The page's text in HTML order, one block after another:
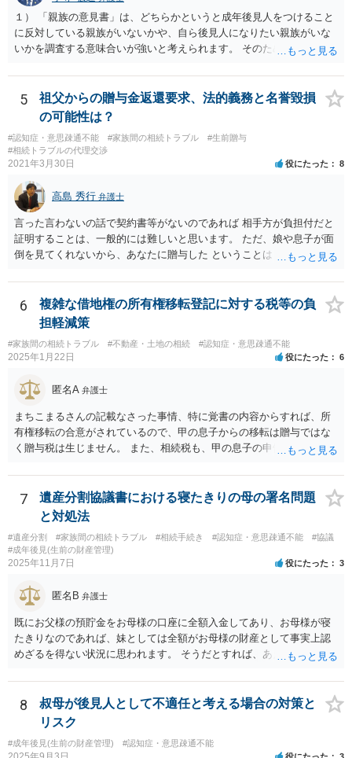
１） 「親族の意見書」は、どちらかというと成年後見人をつけること
に反対している親族がいないかや、自ら後見人になりたい親族がいな
いかを調査する意味合いが強いと考えられます。 そのため、ご相談の
す。 ２） 場合によっては、介護や被後見人の財産の処分等に関して、
後見人から相談があることも考えられます。 また、お祖母さんがお亡
くなりになった場合、相続人となる可能性がありますが、 その場合は
相続放棄されれば問題ありません。 ３） 完全に拒否する方法はないか
もしれませんが、 関わりを持ちたくないとのことでしたら、親族の意
見書にその旨を記載して提出しておけば良いかも知れません。 後見人
は低いと考えられます。 以上、ご参考になさってください。
5
祖父からの贈与金返還要求、法的義務と名誉毀損
の可能性は？
#認知症・意思疎通不能 #家族間の相続トラブル
#生前贈与
#相続トラブルの代理交渉
2021年3月30日 役にたった 8
高島 秀行 弁護士
言った言わないの話で契約書等がないのであれば 相手方が負担付だと
証明することは、一般的には難しいと思います。 ただ、娘や息子が面
倒を見てくれないから、あなたに贈与した ということは あなたは面倒
性はあります。 祖父は、なぜあなたが面倒を見ないと言ったのに贈与
してくれたのか ということが問題となる可能性はあります。 祖父が認
知症という診断を受ければ 贈与時に判断能力がなかったから無効だと
主張してくる可能性はあります。 それが通るかは、医師の診断時期と
診断内容によります。
6
複雑な借地権の所有権移転登記に対する税等の負
担軽減策
#家族間の相続トラブル #不動産・土地の相続 #認知症・意思疎通不能
2025年1月22日 役にたった 6
匿名A 弁護士
まちこまるさんの記載なさった事情、特に覚書の内容からすれば、所
有権移転の合意がされているので、甲の息子からの移転は贈与ではな
く贈与税は生じません。 また、相続税も、甲の息子の申告の内容の問
で、支払う義務はないということになります。 所有権移転登記を求め
て裁判を起こすというのが本筋でしょう。 弁護士に依頼してくださ
7
遺産分割協議書における寝たきりの母の署名問題
と対処法
#遺産分割 #家族間の相続トラブル #相続手続き #認知症・意思疎通不能
#協議
#成年後見(生前の財産管理)
2025年11月7日 役にたった 3
匿名B 弁護士
既にお父様の預貯金をお母様の口座に全額入金してあり、お母様が寝
たきりなのであれば、妹としては全額がお母様の財産として事実上認
めざるを得ない状況に思われます。 そうだとすれば、あえて遺産分割
す。 また、遺産分割協議書を作成しても特にメリットがない妹の協力
が期待できるのかも不明です。 お母様の相続が開始するまで、ご質問
主としては行動を起こす必要がないように思えますが、いかがでしょ
8
叔母が後見人として不適任と考える場合の対策と
リスク
#成年後見(生前の財産管理) #認知症・意思疎通不能